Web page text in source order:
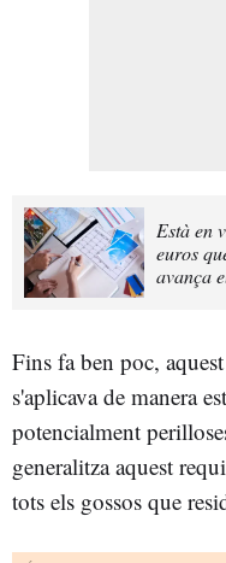
Està en
euros
avança
Fins fa ben poc,
s'aplicava de manera
potencialment
generalitza aquest
tots els gossos que